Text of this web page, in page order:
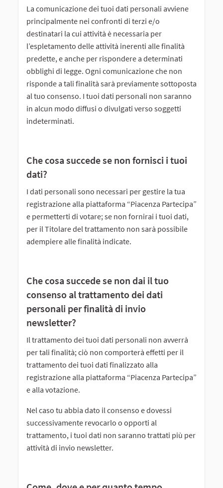
La comunicazione dei tuoi dati personali avviene
principalmente nei confronti di terzi e/o
destinatari la cui attività è necessaria per
l’espletamento delle attività inerenti alle finalità
predette, e anche per rispondere a determinati
obblighi di legge. Ogni comunicazione che non
risponde a tali finalità sarà previamente sottoposta
al tuo consenso. I tuoi dati personali non saranno
in alcun modo diffusi o divulgati verso soggetti
indeterminati.
Che cosa succede se non fornisci i tuoi
dati?
I dati personali sono necessari per gestire la tua
registrazione alla piattaforma “Piacenza Partecipa”
e permetterti di votare; se non fornirai i tuoi dati,
per il Titolare del trattamento non sarà possibile
adempiere alle finalità indicate.
Che cosa succede se non dai il tuo
consenso al trattamento dei dati
personali per finalità di invio
newsletter?
Il trattamento dei tuoi dati personali non avverrà
per tali finalità; ciò non comporterà effetti per il
trattamento dei tuoi dati finalizzato alla
registrazione alla piattaforma “Piacenza Partecipa”
e alla votazione.
Nel caso tu abbia dato il consenso e dovessi
successivamente revocarlo o opporti al
trattamento, i tuoi dati non saranno trattati più per
attività di invio newsletter.